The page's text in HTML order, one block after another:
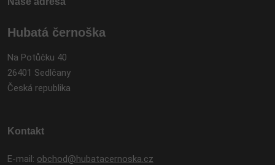
Hubatá černoška
Na Potůčku 40
26401 Sedlčany
Česká republika
Kontakt
E-mail: obchod@hubatacernoska.cz